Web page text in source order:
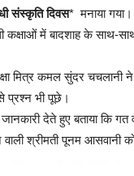
संस्कृति दिवस* मनाया गया।
में बादशाह के साथ-
मित्र कमल सुंदर चचलानी ने
प्रश्न भी पूछे।
देते हुए बताया कि गत
वाली श्रीमती पूनम आसवानी